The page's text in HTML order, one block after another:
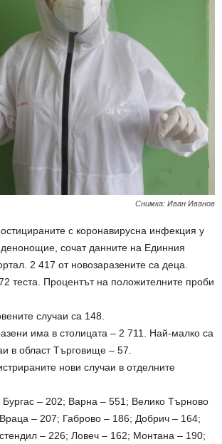
Снимка: Иван Иванов
с коронавирусна инфекция у
сочат данните на Единния
2 417 от новозаразените са деца.
теста. Процентът на положителните проби
случаи са 148.
има в столицата – 2 711. Най-малко са
в област Търговище – 57.
нови случаи в отделните
Бургас – 202; Варна – 551; Велико Търново
– 207; Габрово – 186; Добрич – 164;
– 226; Ловеч – 162; Монтана – 190;